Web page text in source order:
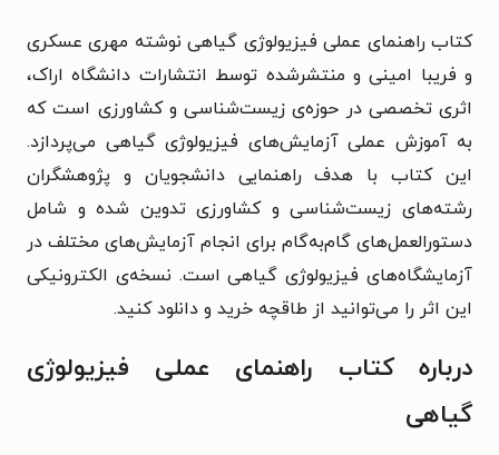
کتاب راهنمای عملی فیزیولوژی گیاهی نوشته مهری عسکری
و فریبا امینی و منتشرشده توسط انتشارات دانشگاه اراک،
اثری تخصصی در حوزه‌ی زیست‌شناسی و کشاورزی است که
به آموزش عملی آزمایش‌های فیزیولوژی گیاهی می‌پردازد.
این کتاب با هدف راهنمایی دانشجویان و پژوهشگران
رشته‌های زیست‌شناسی و کشاورزی تدوین شده و شامل
دستورالعمل‌های گام‌به‌گام برای انجام آزمایش‌های مختلف در
آزمایشگاه‌های فیزیولوژی گیاهی است. نسخه‌ی الکترونیکی
این اثر را می‌توانید از طاقچه خرید و دانلود کنید.
درباره کتاب راهنمای عملی فیزیولوژی
گیاهی